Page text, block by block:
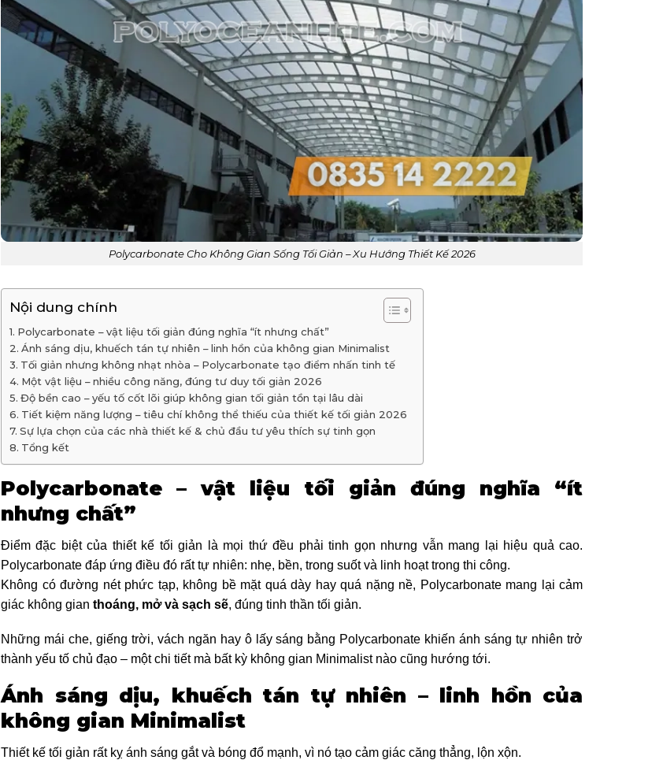
Polycarbonate Cho Không Gian Sống Tối Giản – Xu Hướng Thiết Kế 2026
Nội dung chính
Polycarbonate – vật liệu tối giản đúng nghĩa “ít nhưng chất”
Ánh sáng dịu, khuếch tán tự nhiên – linh hồn của không gian Minimalist
Tối giản nhưng không nhạt nhòa – Polycarbonate tạo điểm nhấn tinh tế
Một vật liệu – nhiều công năng, đúng tư duy tối giản 2026
Độ bền cao – yếu tố cốt lõi giúp không gian tối giản tồn tại lâu dài
Tiết kiệm năng lượng – tiêu chí không thể thiếu của thiết kế tối giản 2026
Sự lựa chọn của các nhà thiết kế & chủ đầu tư yêu thích sự tinh gọn
Tổng kết
Polycarbonate – vật liệu tối giản đúng nghĩa “ít
nhưng chất”
Điểm đặc biệt của thiết kế tối giản là mọi thứ đều phải tinh gọn nhưng vẫn mang lại hiệu quả cao.
Polycarbonate đáp ứng điều đó rất tự nhiên: nhẹ, bền, trong suốt và linh hoạt trong thi công.
Không có đường nét phức tạp, không bề mặt quá dày hay quá nặng nề, Polycarbonate mang lại cảm
giác không gian thoáng, mở và sạch sẽ, đúng tinh thần tối giản.
Những mái che, giếng trời, vách ngăn hay ô lấy sáng bằng Polycarbonate khiến ánh sáng tự nhiên trở
thành yếu tố chủ đạo – một chi tiết mà bất kỳ không gian Minimalist nào cũng hướng tới.
Ánh sáng dịu, khuếch tán tự nhiên – linh hồn của
không gian Minimalist
Thiết kế tối giản rất kỵ ánh sáng gắt và bóng đổ mạnh, vì nó tạo cảm giác căng thẳng, lộn xộn.